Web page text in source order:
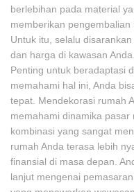
berlebihan pada material
memberikan pengembalian
Untuk itu, selalu
dan harga di kawasan
Penting untuk beradaptasi
memahami hal ini, Anda
tepat. Mendekorasi rumah
memahami dinamika
kombinasi yang sangat
rumah Anda terasa lebih
finansial di masa depan.
lanjut mengenai